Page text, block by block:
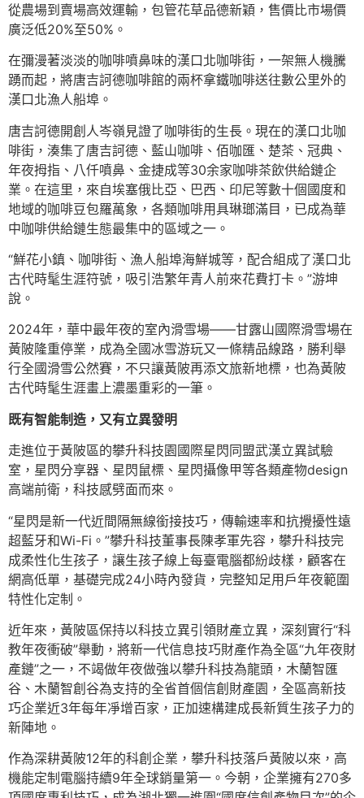
從農場到賣場高效運輸，包管花草品德新穎，售價比市場價
廣泛低20%至50%。
在彌漫著淡淡的咖啡噴鼻味的漢口北咖啡街，一架無人機騰
踴而起，將唐吉訶德咖啡館的兩杯拿鐵咖啡送往數公里外的
漢口北漁人船埠。
唐吉訶德開創人岑嶺見證了咖啡街的生長。現在的漢口北咖
啡街，湊集了唐吉訶德、藍山咖啡、佰咖匯、楚茶、冠典、
年夜拇指、八仟噴鼻、金捷成等30余家咖啡茶飲供給鏈企
業。在這里，來自埃塞俄比亞、巴西、印尼等數十個國度和
地域的咖啡豆包羅萬象，各類咖啡用具琳瑯滿目，已成為華
中咖啡供給鏈生態最集中的區域之一。
“鮮花小鎮、咖啡街、漁人船埠海鮮城等，配合組成了漢口北
古代時髦生涯符號，吸引浩繁年青人前來花費打卡。”游坤
說。
2024年，華中最年夜的室內滑雪場——甘露山國際滑雪場在
黃陂隆重停業，成為全國冰雪游玩又一條精品線路，勝利舉
行全國滑雪公然賽，不只讓黃陂再添文旅新地標，也為黃陂
古代時髦生涯畫上濃墨重彩的一筆。
既有智能制造，又有立異發明
走進位于黃陂區的攀升科技園國際星閃同盟武漢立異試驗
室，星閃分享器、星閃鼠標、星閃攝像甲等各類產物design
高端前衛，科技感劈面而來。
“星閃是新一代近間隔無線銜接技巧，傳輸速率和抗攪擾性遠
超藍牙和Wi-Fi。”攀升科技董事長陳孝軍先容，攀升科技完
成柔性化生孩子，讓生孩子線上每臺電腦都紛歧樣，顧客在
網高低單，基礎完成24小時內發貨，完整知足用戶年夜範圍
特性化定制。
近年來，黃陂區保持以科技立異引領財產立異，深刻實行“科
教年夜衝破”舉動，將新一代信息技巧財產作為全區“九年夜財
產鏈”之一，不竭做年夜做強以攀升科技為龍頭，木蘭智匯
谷、木蘭智創谷為支持的全省首個信創財產園，全區高新技
巧企業近3年每年凈增百家，正加速構建成長新質生孩子力的
新陣地。
作為深耕黃陂12年的科創企業，攀升科技落戶黃陂以來，高
機能定制電腦持續9年全球銷量第一。今朝，企業擁有270多